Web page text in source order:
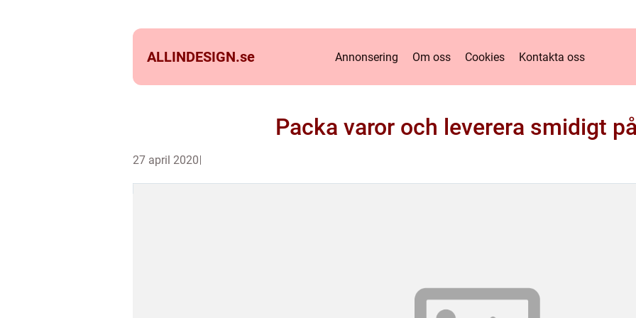
ALLINDESIGN.se Annonsering Om oss Cookies Kontakta oss
Packa varor och leverera smidigt
27 april 2020